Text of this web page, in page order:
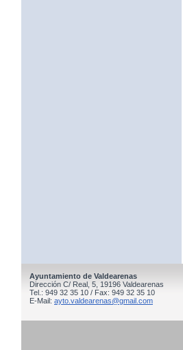
Ayuntamiento de Valdearenas
Dirección C/ Real, 5, 19196 Valdearenas
Tel.: 949 32 35 10 / Fax: 949 32 35 10
E-Mail: ayto.valdearenas@gmail.com